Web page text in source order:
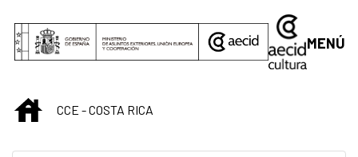
MENÚ
INICIO
CCE - COSTA RICA